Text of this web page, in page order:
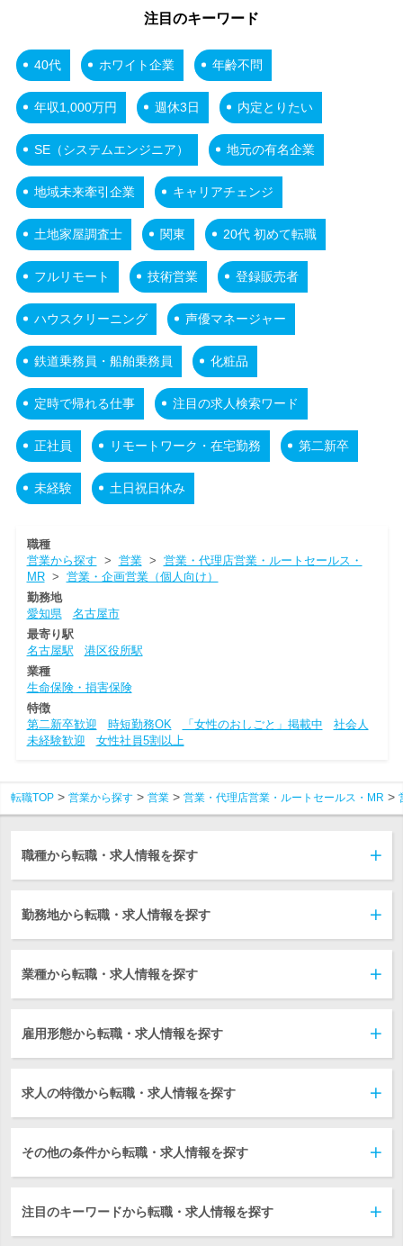
注目のキーワード
40代 ホワイト企業 年齢不問
年収1,000万円 週休3日 内定とりたい
SE（システムエンジニア） 地元の有名企業
地域未来牽引企業 キャリアチェンジ
土地家屋調査士 関東 20代 初めて転職
フルリモート 技術営業 登録販売者
ハウスクリーニング 声優マネージャー
鉄道乗務員・船舶乗務員 化粧品
定時で帰れる仕事 注目の求人検索ワード
正社員 リモートワーク・在宅勤務 第二新卒
未経験 土日祝日休み
職種
営業から探す > 営業> 営業・代理店営業・ルートセールス・
MR> 営業・企画営業（個人向け）
勤務地
愛知県
名古屋市
最寄り駅
名古屋駅
港区役所駅
業種
生命保険・損害保険
特徴
第二新卒歓迎
時短勤務OK 「女性のおしごと」掲載中
社会人
未経験歓迎
女性社員5割以上
転職TOP 営業から探す 営業 営業・代理店営業・ルートセールス・MR
職種から転職・求人情報を探す
勤務地から転職・求人情報を探す
業種から転職・求人情報を探す
雇用形態から転職・求人情報を探す
求人の特徴から転職・求人情報を探す
その他の条件から転職・求人情報を探す
注目のキーワードから転職・求人情報を探す